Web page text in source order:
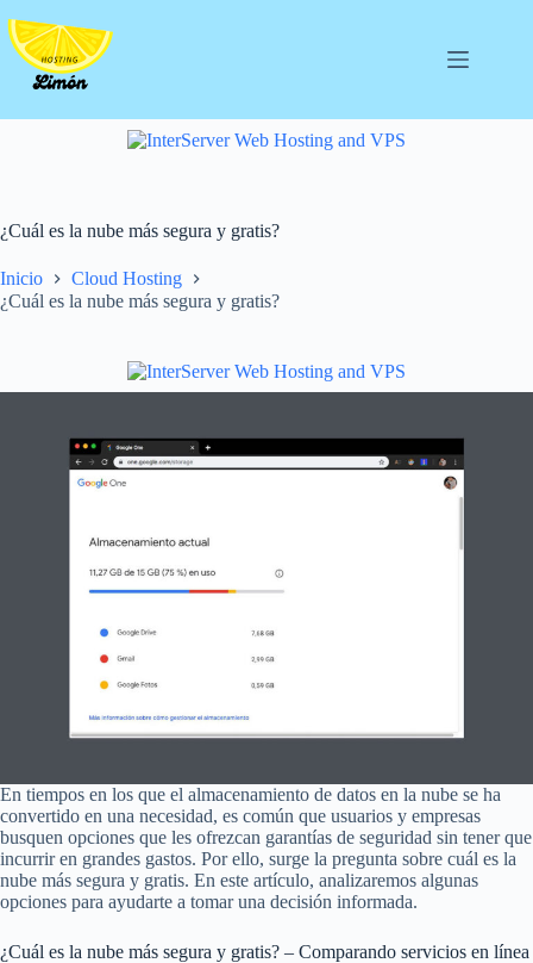
al
contenido
¿Cuál es la nube más segura y gratis?
Inicio
Cloud Hosting
¿Cuál es la nube más segura y gratis?
En tiempos en los que el almacenamiento de datos en la nube se ha
convertido en una necesidad, es común que usuarios y empresas
busquen opciones que les ofrezcan garantías de seguridad sin tener que
incurrir en grandes gastos. Por ello, surge la pregunta sobre cuál es la
nube más segura y gratis. En este artículo, analizaremos algunas
opciones para ayudarte a tomar una decisión informada.
¿Cuál es la nube más segura y gratis? – Comparando servicios en línea